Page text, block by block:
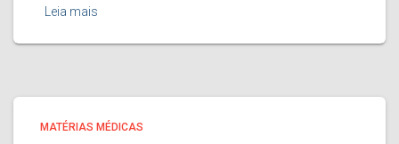
Leia mais
MATÉRIAS MÉDICAS